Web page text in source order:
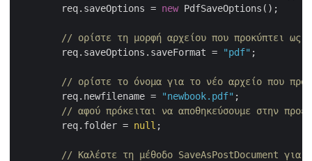
        req.saveOptions =
new PdfSaveOptions();
// ορίστε τη μορφή αρχείου που προκύπτει ως
        req.saveOptions.saveFormat =
"pdf" ;
// ορίστε το όνομα για το νέο αρχείο που
        req.newfilename =
"newbook.pdf" ;
// αφού πρόκειται να αποθηκεύσουμε στην
        req.folder =
null ;
// Καλέστε τη μέθοδο SaveAsPostDocument